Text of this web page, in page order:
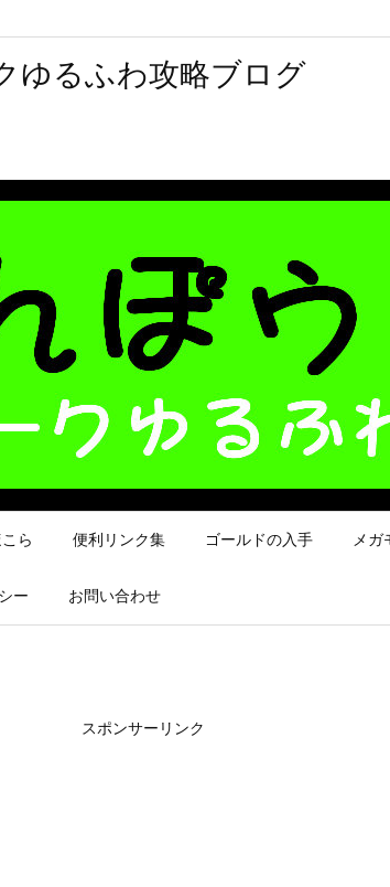
ゆるふわ攻略ブログ
ら 便利リンク集 ゴールドの入手 メガ
ー お問い合わせ
スポンサーリンク